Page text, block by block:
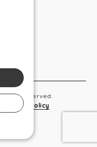
rights reserved.
Cookie Policy